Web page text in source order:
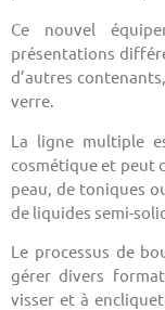
Ce nouvel
présentations
d’autres
verre.
La ligne multiple
cosmétique et peut
peau, de toniques
de liquides semi-
Le processus de
gérer divers
visser et à